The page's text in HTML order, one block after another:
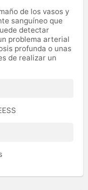
de los vasos y
sanguíneo que
detectar
problema arterial
profunda o unas
de realizar un